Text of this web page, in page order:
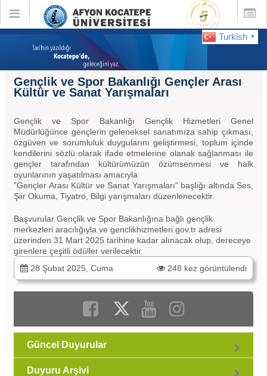
Toggle
global
Toggle
Turkish ▼
Gençlik ve Spor Bakanlığı Gençler Arası
Kültür ve Sanat Yarışmaları
Gençlik ve Spor Bakanlığı Gençlik Hizmetleri Genel
Müdürlüğünce gençlerin geleneksel sanatımıza sahip çıkması,
özgüven ve sorumluluk duygularını geliştirmesi, toplum içinde
kendilerini sözlü olarak ifade etmelerine olanak sağlanması ile
gençler tarafından kültürümüzün özümsenmesi ve halk
oyunlarının yaşatılması amacıyla
”Gençler Arası Kültür ve Sanat Yarışmaları” başlığı altında Ses,
Şiir Okuma, Tiyatro, Bilgi yarışmaları düzenlenecektir.
Başvurular Gençlik ve Spor Bakanlığına bağlı gençlik
merkezleri aracılığıyla ve genclikhizmetleri.gov.tr adresi
üzerinden 31 Mart 2025 tarihine kadar alınacak olup, dereceye
girenlere çeşitli ödüller verilecektir.
28 Şubat 2025, Cuma
248 kez görüntülendi
Güncel Duyurular
Duyuru Arşivi